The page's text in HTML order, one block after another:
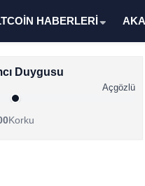
HABERLERİ
Duygusu
Açgözlü
Korku